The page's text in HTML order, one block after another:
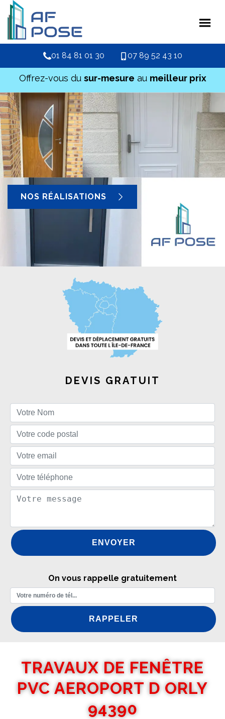
01 84 81 01 30 07 89 52 43 10
Offrez-vous du sur-mesure au meilleur prix
NOS RÉALISATIONS
DEVIS GRATUIT
On vous rappelle gratuitement
TRAVAUX DE FENÊTRE
PVC AEROPORT D ORLY
94390